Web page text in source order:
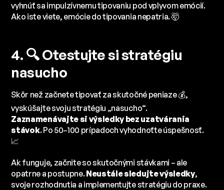
vyhnúť sa impulzívnemu tipovaniu pod vplyvom emócií.
Ako iste viete, emócie do tipovania nepatria. 🤯
4. 🔍 Otestujte si stratégiu
nasucho
Skôr než začnete tipovať za skutočné peniaze 💰,
vyskúšajte svoju stratégiu „nasucho“.
Zaznamenávajte si výsledky bez uzatvárania
stávok. Po 50–100 prípadoch vyhodnoťte úspešnosť.
📈
Ak funguje, začnite so skutočnými stávkami – ale
opatrne a postupne.Neustále sledujte výsledky,
svoje rozhodnutia a implementujte stratégiu do praxe.